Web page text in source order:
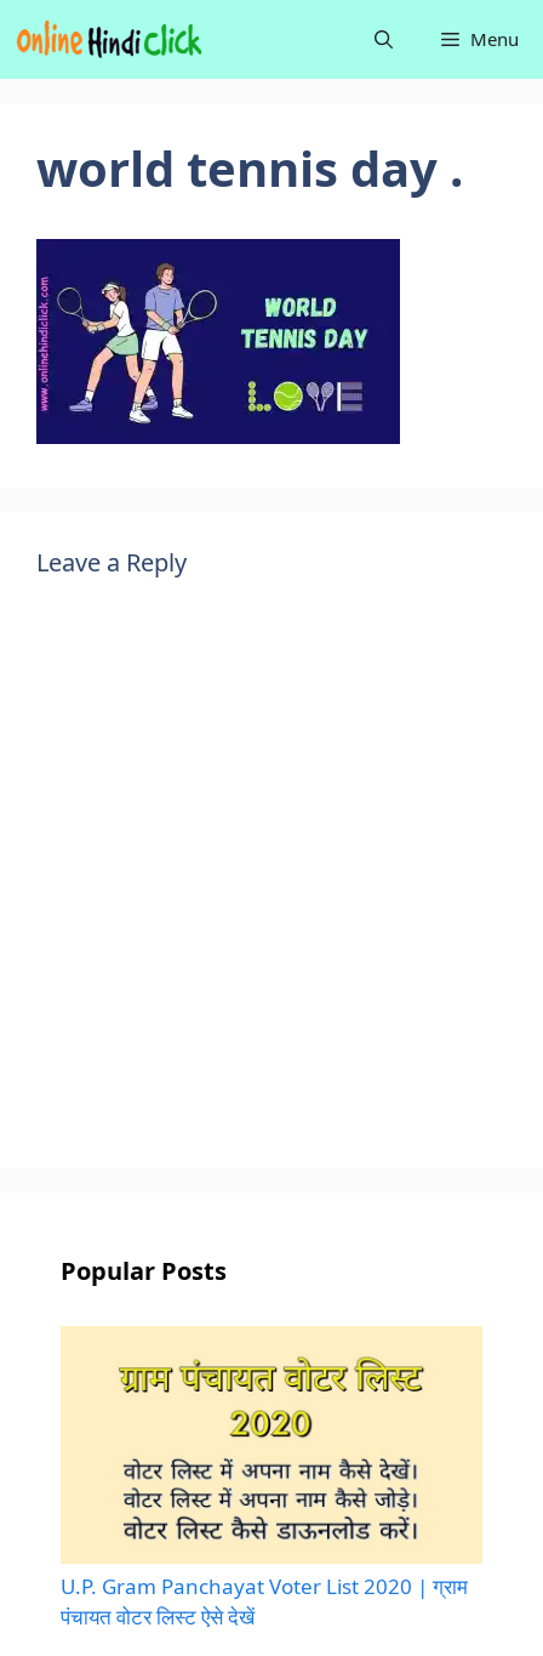
to
content
Menu
world tennis day .
Leave a Reply
Popular Posts
U.P. Gram Panchayat Voter List 2020 | ग्राम
पंचायत वोटर लिस्ट ऐसे देखें